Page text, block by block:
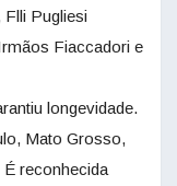
Pugliesi
Fiaccadori e
longevidade.
Mato Grosso,
reconhecida